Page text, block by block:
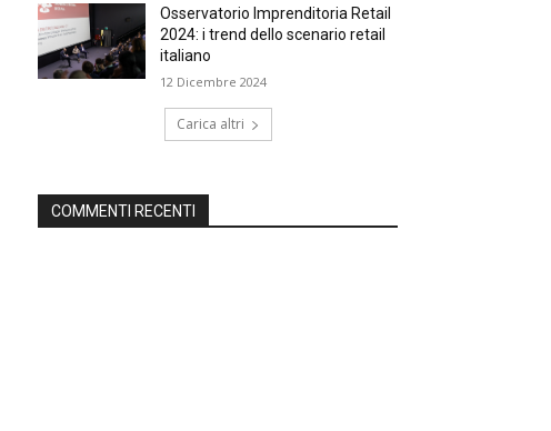
Osservatorio Imprenditoria Retail
2024: i trend dello scenario retail
italiano
12 Dicembre 2024
Carica altri
COMMENTI RECENTI